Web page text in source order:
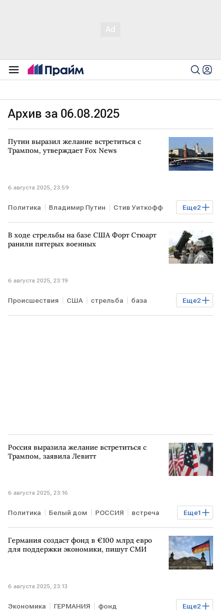
Архив за 06.08.2025
Путин выразил желание встретиться с
Трампом, утверждает Fox News
6 августа 2025, 23:59
Еще2
Политика Владимир Путин Стив Уиткофф
встреча Дональд Трамп
В ходе стрельбы на базе США Форт Стюарт
ранили пятерых военных
6 августа 2025, 23:19
Еще2
Происшествия США стрельба база
пострадавшие военные
Россия выразила желание встретиться с
Трампом, заявила Левитт
6 августа 2025, 23:16
Еще1
Политика Белый дом РОССИЯ встреча
Дональд Трамп
Германия создаст фонд в €100 млрд евро
для поддержки экономики, пишут СМИ
6 августа 2025, 23:13
Еще2
Экономика ГЕРМАНИЯ фонд